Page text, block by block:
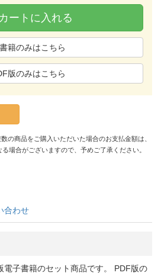
ートに入れる
籍のみはこちら
版のみはこちら
の商品をご購入いただいた場合のお支払金額は、
場合がございますので、予めご了承ください。
合わせ
電子書籍のセット商品です。 PDF版の